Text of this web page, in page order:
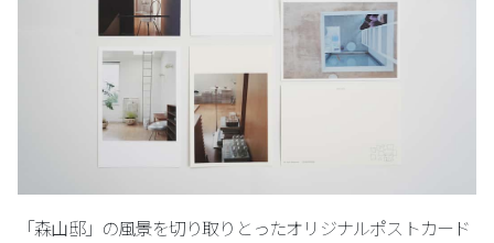
「森山邸」の風景を切り取りとったオリジナルポストカード